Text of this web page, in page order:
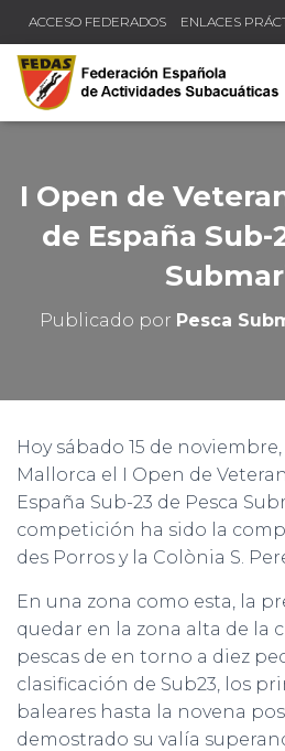
ACCESO FEDERADOS ENLACES
COMPRUEBA TU
I Open de
de España Sub-
Publicado por Pesca
Hoy sábado 15 de
Mallorca el I Open de
España Sub-23 de Pesca
competición ha sido la
des Porros y la Colònia S.
En una zona como esta, la
quedar en la zona alta de la
pescas de en torno a diez
clasificación de Sub23, los
baleares hasta la novena
demostrado su valía